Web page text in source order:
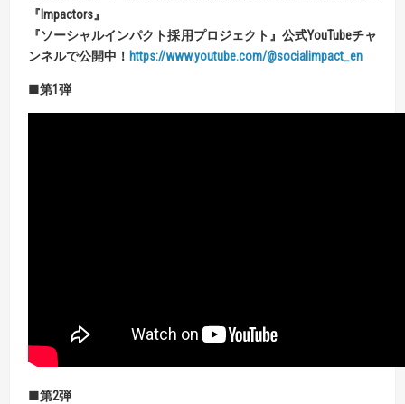
『 Impactors』
『ソーシャルインパクト採用プロジェクト 』 公式YouTubeチャ
ンネルで公開中！ https://www.youtube.com/@socialimpact_en
■第1 弾
■第2弾